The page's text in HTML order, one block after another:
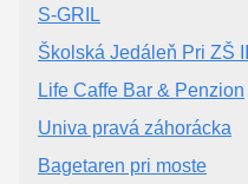
S-GRIL
Školská Jedáleň Pri ZŠ II
Life Caffe Bar & Penzion
Univa pravá záhorácka
Bagetaren pri moste